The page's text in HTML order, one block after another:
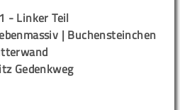
- Linker Teil
| Buchensteinchen
Gedenkweg